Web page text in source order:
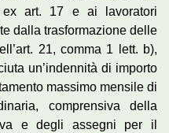
ex art. 17 e ai lavoratori
dalla trasformazione delle
21, comma 1 lett. b),
un’indennità di importo
massimo mensile di
comprensiva della
e degli assegni per il